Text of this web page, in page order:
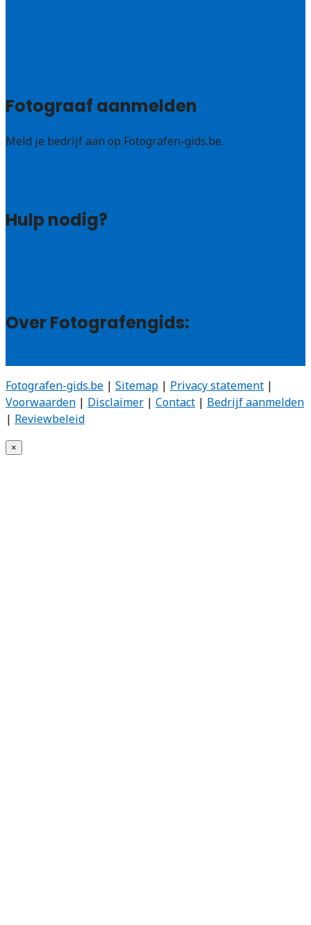
Fotograaf aanmelden
Meld je bedrijf aan op Fotografen-gids.be.
Hulp nodig?
Over Fotografengids:
Fotografen-gids.be | Sitemap | Privacy statement |
Voorwaarden | Disclaimer | Contact | Bedrijf aanmelden
| Reviewbeleid
×